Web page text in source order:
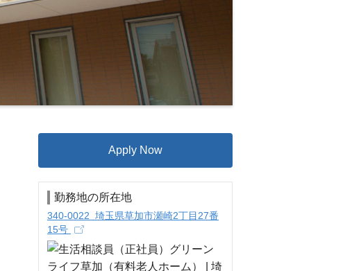
Apply Now
勤務地の所在地
340-0022 埼玉県草加市瀬崎2丁目27番
15号